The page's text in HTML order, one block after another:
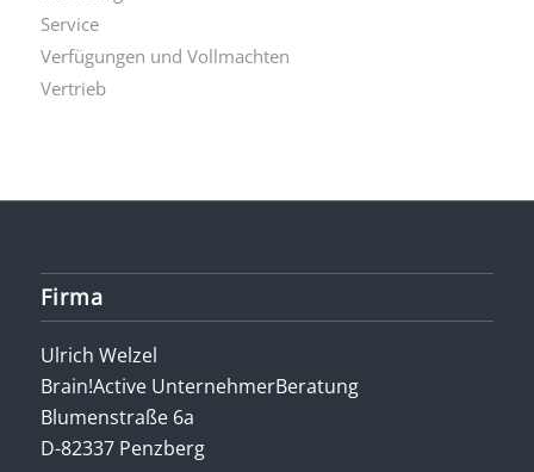
Service
Verfügungen und Vollmachten
Vertrieb
Firma
Ulrich Welzel
Brain!Active UnternehmerBeratung
Blumenstraße 6a
D-82337 Penzberg